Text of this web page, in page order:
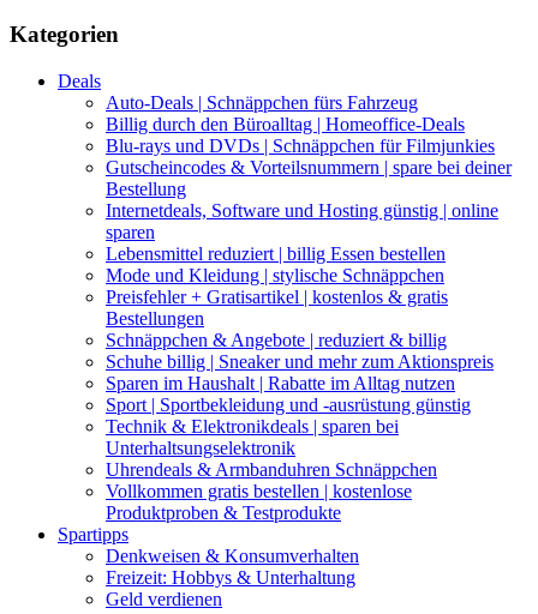
Kategorien
Deals
Auto-Deals | Schnäppchen fürs Fahrzeug
Billig durch den Büroalltag | Homeoffice-Deals
Blu-rays und DVDs | Schnäppchen für Filmjunkies
Gutscheincodes & Vorteilsnummern | spare bei deiner
Bestellung
Internetdeals, Software und Hosting günstig | online
sparen
Lebensmittel reduziert | billig Essen bestellen
Mode und Kleidung | stylische Schnäppchen
Preisfehler + Gratisartikel | kostenlos & gratis
Bestellungen
Schnäppchen & Angebote | reduziert & billig
Schuhe billig | Sneaker und mehr zum Aktionspreis
Sparen im Haushalt | Rabatte im Alltag nutzen
Sport | Sportbekleidung und -ausrüstung günstig
Technik & Elektronikdeals | sparen bei
Unterhaltsungselektronik
Uhrendeals & Armbanduhren Schnäppchen
Vollkommen gratis bestellen | kostenlose
Produktproben & Testprodukte
Spartipps
Denkweisen & Konsumverhalten
Freizeit: Hobbys & Unterhaltung
Geld verdienen